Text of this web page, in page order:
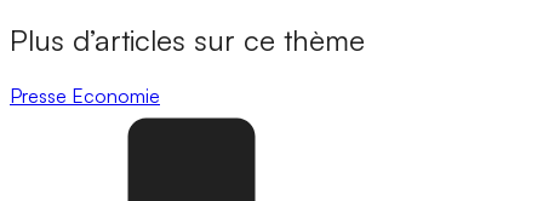
Plus d’articles sur ce thème
Presse Economie